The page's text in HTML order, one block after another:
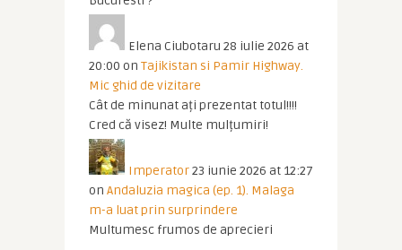
Elena Ciubotaru 28 iulie 2026 at
20:00 on Tajikistan si Pamir Highway.
Mic ghid de vizitare
Cât de minunat ați prezentat totul!!!!
Cred că visez! Multe mulțumiri!
Imperator23 iunie 2026 at 12:27
on Andaluzia magica (ep. 1). Malaga
m-a luat prin surprindere
Multumesc frumos de aprecieri